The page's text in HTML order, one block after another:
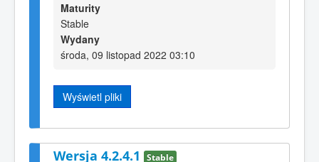
Maturity
Stable
Wydany
środa, 09 listopad 2022 03:10
Wyświetl pliki
Wersja 4.2.4.1 Stable